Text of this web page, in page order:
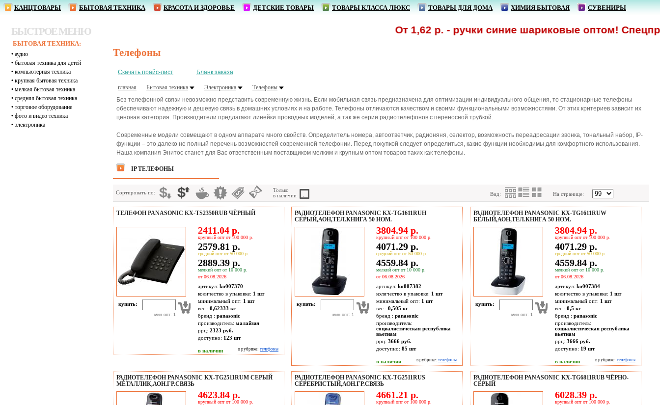
КАНЦТОВАРЫ БЫТОВАЯ ТЕХНИКА КРАСОТА И ЗДОРОВЬЕ ДЕТСКИЕ ТОВАРЫ ТОВАРЫ КЛАССА ЛЮКС ТОВАРЫ ДЛЯ ДОМА ХИМИЯ БЫТОВАЯ СУВЕНИРЫ
БЫСТРОЕ МЕНЮ
БЫТОВАЯ ТЕХНИКА:
• аудио
• бытовая техника для детей
• компьютерная техника
• крупная бытовая техника
• мелкая бытовая техника
• средняя бытовая техника
• торговое оборудование
• фото и видео техника
• электроника
От 1,62 р. - ручки синие шариковые оптом!
Телефоны
Скачать прайс-лист Бланк заказа
главная Бытовая техника Электроника
Телефоны
Без телефонной связи невозможно представить современную жизнь. Если мобильная связь предназначена для оптимизации индивидуального общения, то стационарные телефоны
обеспечивают надежную и дешевую связь в домашних условиях и на работе. Телефоны отличаются качеством и своими функциональными возможностями. От этих критериев зависит их
ценовая категория. Производители предлагают линейки проводных моделей, а так же серии радиотелефонов с переносной трубкой.
Современные модели совмещают в одном аппарате много свойств. Определитель номера, автоответчик, радионяня, селектор, возможность переадресации звонка, тональный набор, IP-
функции – это далеко не полный перечень возможностей современной телефонии. Перед покупкой следует определиться, какие функции необходимы для комфортного использования.
Наша компания Энитос станет для Вас ответственным поставщиком мелким и крупным оптом товаров таких как телефоны.
IP ТЕЛЕФОНЫ
Сортировать по:
Только
в наличии
Вид: На странице:
ТЕЛЕФОН PANASONIC KX-TS2350RUB ЧЁРНЫЙ
купить:
мин опт: 1
2411.04 р.
крупный опт от 100 000 р.
2579.81 р.
средний опт от 50 000 р.
2889.39 р.
мелкий опт от 10 000 р.
от 06.08.2026
артикул: ko007370
количество в упаковке: 1 шт
минимальный опт: 1 шт
вес : 0,62333 кг
бренд : panasonic
производитель: малайзия
ррц: 2323 руб.
доступно: 123 шт
в наличии в рубрике: телефоны
РАДИОТЕЛЕФОН PANASONIC KX-TG1611RUH
СЕРЫЙ,АОН,ТЕЛ.КНИГА 50 НОМ.
купить:
мин опт: 1
3804.94 р.
крупный опт от 100 000 р.
4071.29 р.
средний опт от 50 000 р.
4559.84 р.
мелкий опт от 10 000 р.
от 06.08.2026
артикул: ko007382
количество в упаковке: 1 шт
минимальный опт: 1 шт
вес : 0,505 кг
бренд : panasonic
производитель:
социалистическая республика
вьетнам
ррц: 3666 руб.
доступно: 85 шт
в наличии в рубрике: телефоны
РАДИОТЕЛЕФОН PANASONIC KX-TG1611RUW
БЕЛЫЙ,АОН,ТЕЛ.КНИГА 50 НОМ.
купить:
мин опт: 1
3804.94 р.
крупный опт от 100 000 р.
4071.29 р.
средний опт от 50 000 р.
4559.84 р.
мелкий опт от 10 000 р.
от 06.08.2026
артикул: ko007384
количество в упаковке: 1 шт
минимальный опт: 1 шт
вес : 0,5 кг
бренд : panasonic
производитель:
социалистическая республика
вьетнам
ррц: 3666 руб.
доступно: 19 шт
в наличии в рубрике: телефоны
РАДИОТЕЛЕФОН PANASONIC KX-TG2511RUM СЕРЫЙ
МЕТАЛЛИК,АОН.ГР.СВЯЗЬ
4623.84 р.
крупный опт от 100 000 р.
РАДИОТЕЛЕФОН PANASONIC KX-TG2511RUS
СЕРЕБРИСТЫЙ,АОН.ГР.СВЯЗЬ
4661.21 р.
крупный опт от 100 000 р.
РАДИОТЕЛЕФОН PANASONIC KX-TG6811RUB ЧЁРНО-
СЕРЫЙ
6028.39 р.
крупный опт от 100 000 р.